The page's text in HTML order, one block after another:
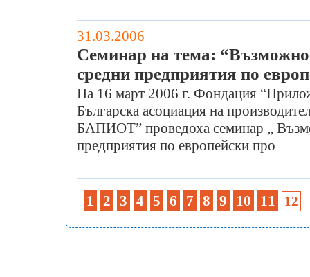
31.03.2006
Семинар на тема:
средни предприятия по
На 16 март 2006 г. Фондация
Българска асоциация на
БАПИОТ” проведоха семинар „
предприятия по европейски про
1 2 3 4 5 6 7 8 9 10 11 12